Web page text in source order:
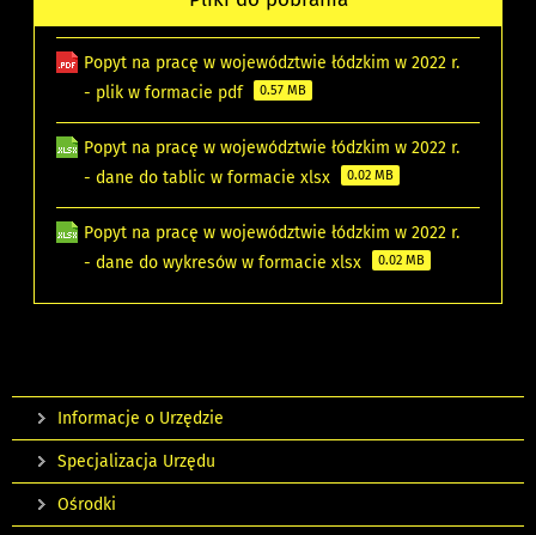
Popyt na pracę w województwie łódzkim w 2022 r.
- plik w formacie pdf
0.57 MB
Popyt na pracę w województwie łódzkim w 2022 r.
- dane do tablic w formacie xlsx
0.02 MB
Popyt na pracę w województwie łódzkim w 2022 r.
- dane do wykresów w formacie xlsx
0.02 MB
Informacje o Urzędzie
Specjalizacja Urzędu
Ośrodki